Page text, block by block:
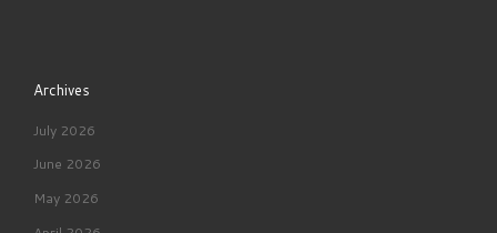
Archives
July 2026
June 2026
May 2026